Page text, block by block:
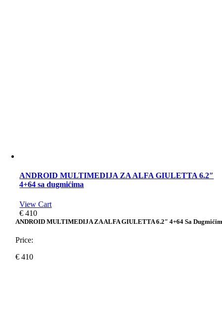
ANDROID MULTIMEDIJA ZA ALFA GIULETTA 6.2″
4+64 sa dugmićima
View Cart
€ 410
ANDROID MULTIMEDIJA ZA ALFA GIULETTA 6.2″ 4+64 Sa
Price:
€ 410